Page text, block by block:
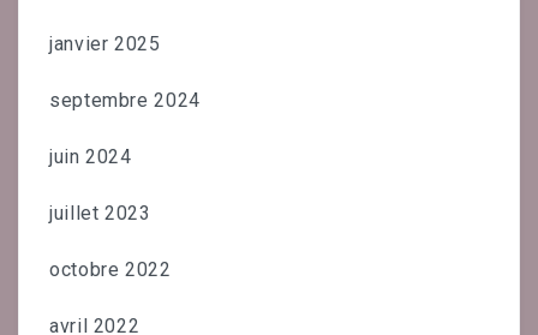
janvier 2025
septembre 2024
juin 2024
juillet 2023
octobre 2022
avril 2022